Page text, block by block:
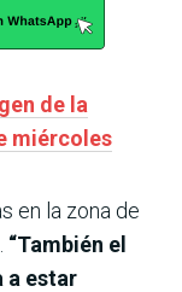
de la
miércoles
en la zona de
“También el
a estar